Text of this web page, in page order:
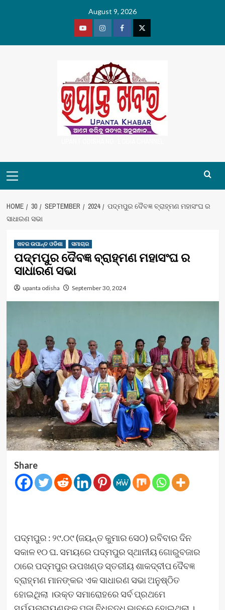
August 9, 2026
YoutubeVimeoFacebookTwitter
Menu
HOME 30 SEPTEMBER 2024
ପଦ୍ମପୁର ଦୈବଜ୍ଞ ବ୍ରାହ୍ମଣ ମହାସଂଘ ର
ସାଧାରଣ ସଭା
ଖବର ଉପାନ୍ତ ଓଡିଶା ସମାଚାର
ପଦ୍ମପୁର ଦୈବଜ୍ଞ ବ୍ରାହ୍ମଣ ମହାସଂଘ ର
ସାଧାରଣ ସଭା
upanta odisha September 30, 2024
Share
ପଦ୍ମପୁର : ୨୯.୦୯ (ଜୟନ୍ତ କୁମାର ସେଠ) ରବିବାର ଦିନ
ସକାଳ ୧୦ ଘ. ସମୟରେ ପଦ୍ମପୁର ସ୍ଥାନୀୟ ଗୋରୁବଜାର
ଠାରେ ପଦ୍ମପୁର ଉପଖଣ୍ଡ ସ୍ତରୀୟ ଶାକଦ୍ବୀପ ଦୈବଜ୍ଞ
ବ୍ରାହ୍ମଣ ମାନଙ୍କର ଏକ ସାଧାରଣ ସଭା ଅନୁଷ୍ଠିତ
ହୋଇଥିଲା ।ଉକ୍ତ ସମାରୋହରେ ସର୍ବ ପ୍ରଥମେ